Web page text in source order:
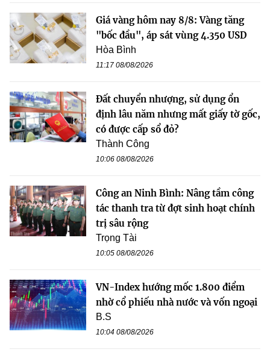
Giá vàng hôm nay 8/8: Vàng tăng
"bốc đầu", áp sát vùng 4.350 USD
Hòa Bình
11:17 08/08/2026
Đất chuyển nhượng, sử dụng ổn
định lâu năm nhưng mất giấy tờ gốc,
có được cấp sổ đỏ?
Thành Công
10:06 08/08/2026
Công an Ninh Bình: Nâng tầm công
tác thanh tra từ đợt sinh hoạt chính
trị sâu rộng
Trọng Tài
10:05 08/08/2026
VN-Index hướng mốc 1.800 điểm
nhờ cổ phiếu nhà nước và vốn ngoại
B.S
10:04 08/08/2026